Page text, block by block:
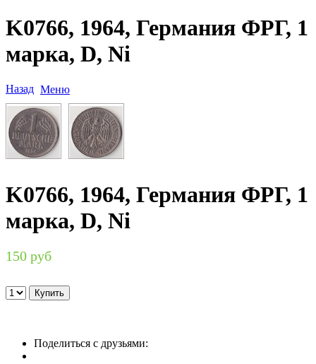
K0766, 1964, Германия ФРГ, 1
марка, D, Ni
Назад Меню
K0766, 1964, Германия ФРГ, 1
марка, D, Ni
150 руб
Поделиться с друзьями: